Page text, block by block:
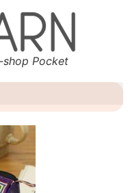
Pocket